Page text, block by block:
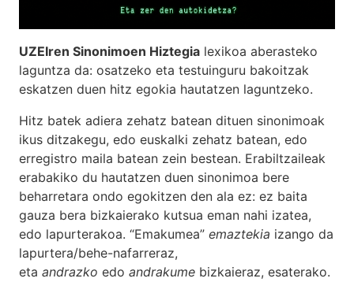
UZEIren Sinonimoen Hiztegia lexikoa aberasteko
laguntza da: osatzeko eta testuinguru bakoitzak
eskatzen duen hitz egokia hautatzen laguntzeko.
Hitz batek adiera zehatz batean dituen sinonimoak
ikus ditzakegu, edo euskalki zehatz batean, edo
erregistro maila batean zein bestean. Erabiltzaileak
erabakiko du hautatzen duen sinonimoa bere
beharretara ondo egokitzen den ala ez: ez baita
gauza bera bizkaierako kutsua eman nahi izatea,
edo lapurterakoa. “Emakumea” emaztekia izango da
lapurtera/behe-nafarreraz,
eta andrazko edo andrakume bizkaieraz, esaterako.